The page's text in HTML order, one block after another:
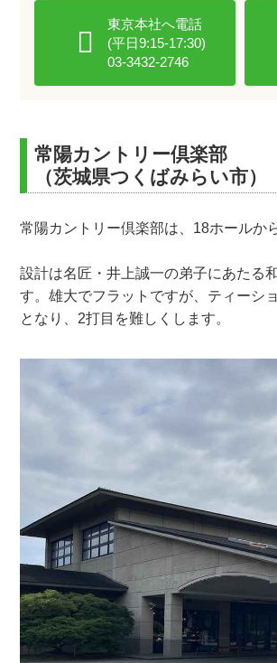
東京本社へ電話
(平日9:15-17:30)
03-3432-2746
常陽カントリー倶楽部
（茨城県つくばみらい市）
常陽カントリー倶楽部は、18ホールか
設計は名匠・井上誠一の弟子にあたる
す。雄大でフラットですが、ティーシ
となり、2打目を難しくします。